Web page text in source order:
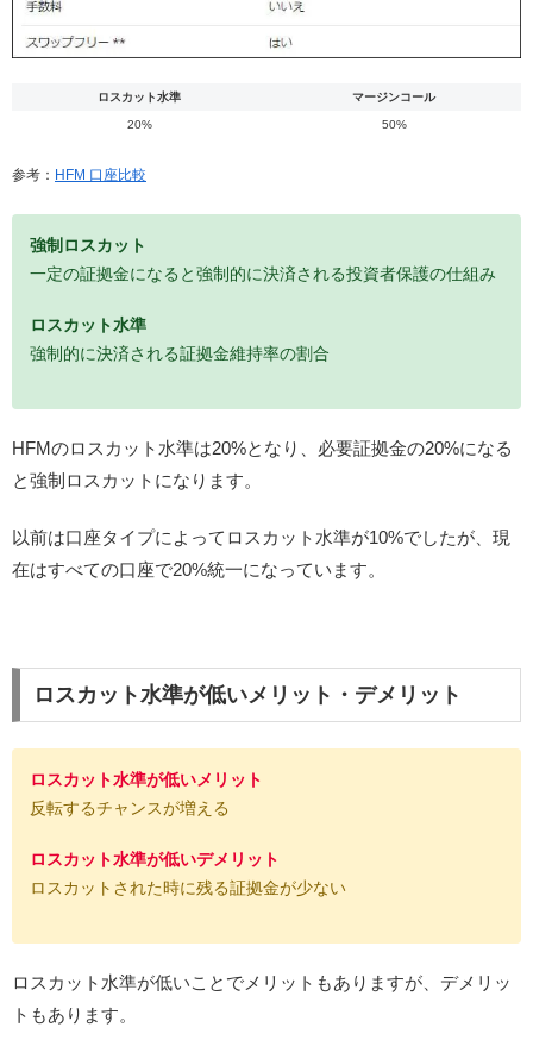
ロスカット水準 マージンコール
20% 50%
参考： HFM 口座比較
強制ロスカット
一定の証拠金になると強制的に決済される投資者保護の仕組み
ロスカット水準
強制的に決済される証拠金維持率の割合
HFMのロスカット水準は20%となり、必要証拠金の20%になる
と強制ロスカットになります。
以前は口座タイプによってロスカット水準が10%でしたが、現
在はすべての口座で20%統一になっています。
ロスカット水準が低いメリット・デメリット
ロスカット水準が低いメリット
反転するチャンスが増える
ロスカット水準が低いデメリット
ロスカットされた時に残る証拠金が少ない
ロスカット水準が低いことでメリットもありますが、デメリッ
トもあります。